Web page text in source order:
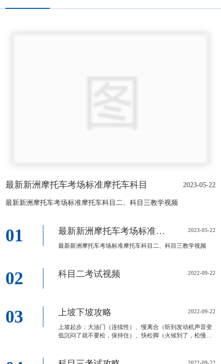
最新新洲摩托车考场标准摩托车科目 2023-05-22
最新新洲摩托车考场标准摩托车科目二、科目三教学视频
01 最新新洲摩托车考场标准摩托车科目 2023-05-22
最新新洲摩托车考场标准摩托车科目二、科目三教学视频
02 科目二考试视频 2022-09-22
03 上坡下坡攻略 2022-09-22
上坡起步：大油门（连续性）、慢离合（听到发动机声音变
低沉闷了就不要松，保持住）、快松脚（火候到了，松慢了
2022-09-22